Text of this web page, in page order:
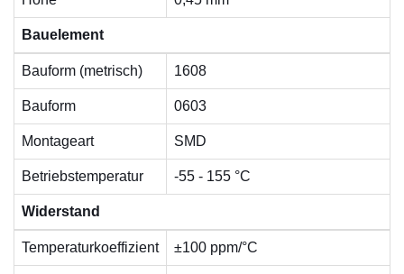
Bauelement
Bauform (metrisch) 1608
Bauform 0603
Montageart SMD
Betriebstemperatur -55 - 155 °C
Widerstand
Temperaturkoeffizient ±100 ppm/°C